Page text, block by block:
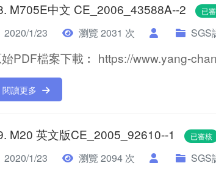
M705E中文 CE_2006_43588A--2 已
2020/1/23 瀏覽 2031 次 SGS
始PDF檔案下載︰ https://www.yang-
閱讀更多
M20 英文版CE_2005_92610--1 已審核
2020/1/23 瀏覽 2094 次 SGS